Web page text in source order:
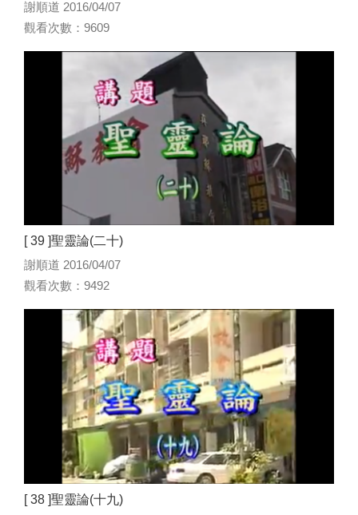
謝順道 2016/04/07
觀看次數：9609
[ 39 ]聖靈論(二十)
謝順道 2016/04/07
觀看次數：9492
[ 38 ]聖靈論(十九)